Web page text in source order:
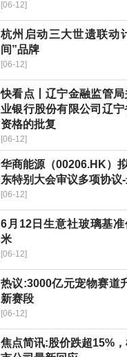
[06-12]
杭州启动三大世遗联动
间”品牌
[06-12]
快看点丨辽宁金融监管
业银行股份有限公司辽
资格的批复
[06-12]
华商能源（00206.HK）
东特别大会审议多项协议
[06-12]
6月12日生意社玻璃基
米
[06-12]
热议:3000亿元宠物赛道
新赛段
[06-12]
焦点简讯:股价跌超15%